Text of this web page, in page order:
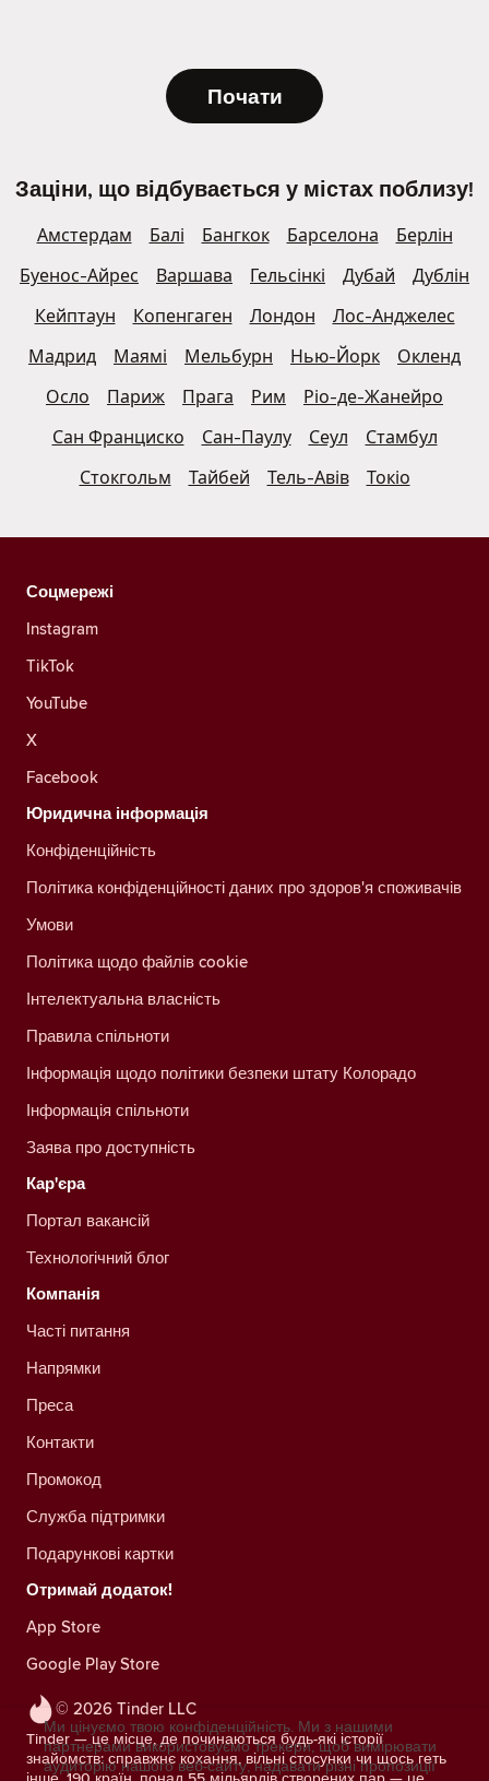
Почати
Заціни, що відбувається у містах поблизу!
Амстердам Балі Бангкок Барселона
Берлін
Буенос-Айрес
Варшава Гельсінкі Дубай
Дублін
Кейптаун
Копенгаген Лондон
Лос-Анджелес
Мадрид
Маямі Мельбурн Нью-Йорк
Окленд
Осло
Париж Прага Рим
Ріо-де-Жанейро
Сан Франциско
Сан-Паулу Сеул
Стамбул
Стокгольм
Тайбей Тель-Авів Токіо
© 2026 Tinder LLC
Tinder — це місце, де починаються будь-які історії
знайомств: справжнє кохання, вільні стосунки чи щось геть
Соцмережі
Instagram
TikTok
YouTube
X
Facebook
Юридична інформація
Конфіденційність
Політика конфіденційності даних про здоров'я споживачів
Умови
Політика щодо файлів cookie
Інтелектуальна власність
Правила спільноти
Інформація щодо політики безпеки штату Колорадо
Інформація спільноти
Заява про доступність
Кар'єра
Портал вакансій
Технологічний блог
Компанія
Часті питання
Напрямки
Преса
Контакти
Промокод
Служба підтримки
Подарункові картки
Отримай додаток!
App Store
Google Play Store
Ми цінуємо твою конфіденційність. Ми з нашими
партнерами використовуємо трекери, щоб вимірювати
аудиторію нашого веб-сайту, надавати різні пропозиції